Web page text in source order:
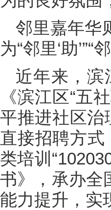
邻里嘉年华
为“邻里‘助’”“
近年来，滨
《滨江区“五
平推进社区治
直接招聘方式
类培训
书》，承办全
能力提升，实